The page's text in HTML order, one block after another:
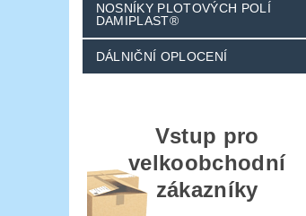
NOSNÍKY PLOTOVÝCH POLÍ
DAMIPLAST®
DÁLNIČNÍ OPLOCENÍ
Vstup pro
velkoobchodní
zákazníky